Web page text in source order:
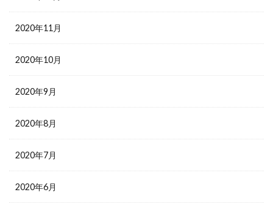
2020年11月
2020年10月
2020年9月
2020年8月
2020年7月
2020年6月